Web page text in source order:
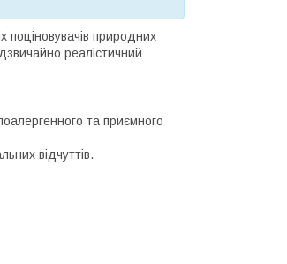
поціновувачів природних
реалістичний
та приємного
відчуттів.